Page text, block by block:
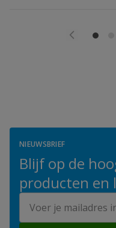
NIEUWSBRIEF
Blijf op de
producten en